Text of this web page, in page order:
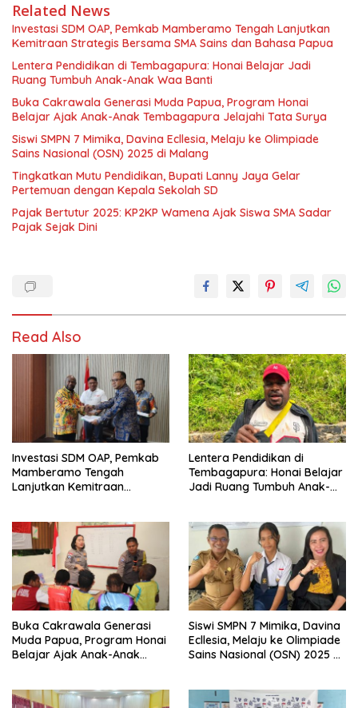
Related News
Investasi SDM OAP, Pemkab Mamberamo Tengah Lanjutkan
Kemitraan Strategis Bersama SMA Sains dan Bahasa Papua
Lentera Pendidikan di Tembagapura: Honai Belajar Jadi
Ruang Tumbuh Anak-Anak Waa Banti
Buka Cakrawala Generasi Muda Papua, Program Honai
Belajar Ajak Anak-Anak Tembagapura Jelajahi Tata Surya
Siswi SMPN 7 Mimika, Davina Ecllesia, Melaju ke Olimpiade
Sains Nasional (OSN) 2025 di Malang
Tingkatkan Mutu Pendidikan, Bupati Lanny Jaya Gelar
Pertemuan dengan Kepala Sekolah SD
Pajak Bertutur 2025: KP2KP Wamena Ajak Siswa SMA Sadar
Pajak Sejak Dini
Read Also
Investasi SDM OAP, Pemkab
Mamberamo Tengah
Lanjutkan Kemitraan
Lentera Pendidikan di
Tembagapura: Honai Belajar
Jadi Ruang Tumbuh Anak-
Buka Cakrawala Generasi
Muda Papua, Program Honai
Belajar Ajak Anak-Anak
Siswi SMPN 7 Mimika, Davina
Ecllesia, Melaju ke Olimpiade
Sains Nasional (OSN) 2025 di